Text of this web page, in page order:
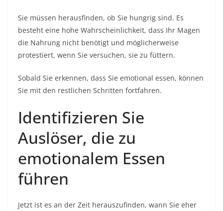
Sie müssen herausfinden, ob Sie hungrig sind. Es
besteht eine hohe Wahrscheinlichkeit, dass Ihr Magen
die Nahrung nicht benötigt und möglicherweise
protestiert, wenn Sie versuchen, sie zu füttern.
Sobald Sie erkennen, dass Sie emotional essen, können
Sie mit den restlichen Schritten fortfahren.
Identifizieren Sie
Auslöser, die zu
emotionalem Essen
führen
Jetzt ist es an der Zeit herauszufinden, wann Sie eher